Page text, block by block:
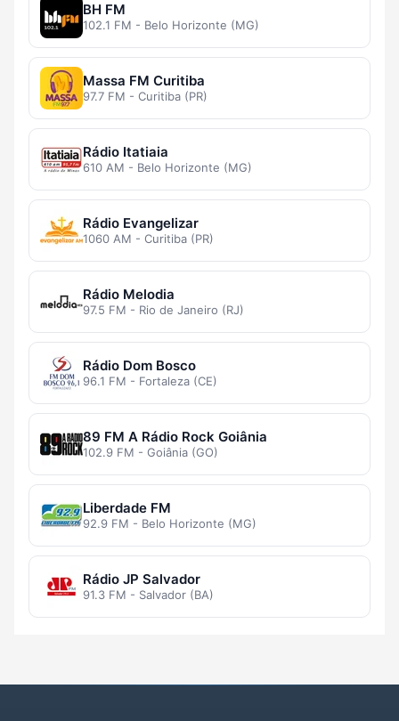
BH FM
102.1 FM - Belo Horizonte (MG)
Massa FM Curitiba
97.7 FM - Curitiba (PR)
Rádio Itatiaia
610 AM - Belo Horizonte (MG)
Rádio Evangelizar
1060 AM - Curitiba (PR)
Rádio Melodia
97.5 FM - Rio de Janeiro (RJ)
Rádio Dom Bosco
96.1 FM - Fortaleza (CE)
89 FM A Rádio Rock Goiânia
102.9 FM - Goiânia (GO)
Liberdade FM
92.9 FM - Belo Horizonte (MG)
Rádio JP Salvador
91.3 FM - Salvador (BA)